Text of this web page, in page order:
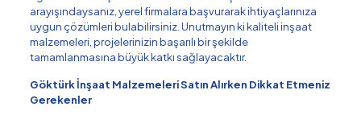
arayışındaysanız, yerel firmalara başvurarak ihtiyaçlarınıza
uygun çözümleri bulabilirsiniz. Unutmayın ki kaliteli inşaat
malzemeleri, projelerinizin başarılı bir şekilde
tamamlanmasına büyük katkı sağlayacaktır.
Göktürk İnşaat Malzemeleri Satın Alırken Dikkat Etmeniz
Gerekenler